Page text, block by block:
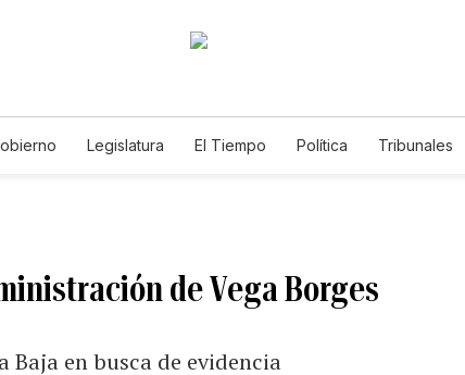
Legislatura El Tiempo Política Tribunales
de Vega Borges
Baja en busca de evidencia